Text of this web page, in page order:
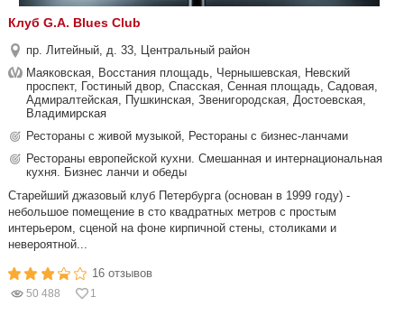
Клуб G.A. Blues Club
пр. Литейный, д. 33, Центральный район
Маяковская, Восстания площадь, Чернышевская, Невский
проспект, Гостиный двор, Спасская, Сенная площадь, Садовая,
Адмиралтейская, Пушкинская, Звенигородская, Достоевская,
Владимирская
Рестораны с живой музыкой, Рестораны с бизнес-ланчами
Рестораны европейской кухни. Смешанная и интернациональная
кухня. Бизнес ланчи и обеды
Старейший джазовый клуб Петербурга (основан в 1999 году) -
небольшое помещение в сто квадратных метров с простым
интерьером, сценой на фоне кирпичной стены, столиками и
невероятной...
16 отзывов
50 488 1